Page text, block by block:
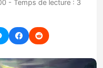
- Temps de lecture : 3